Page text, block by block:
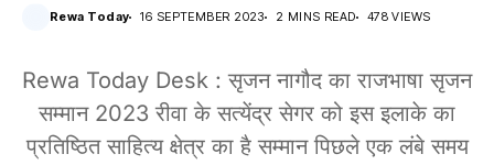
Rewa Today 16 SEPTEMBER 2023 2 MINS READ 478 VIEWS
Rewa Today Desk : सृजन नागौद का राजभाषा सृजन
सम्मान 2023 रीवा के सत्येंद्र सेगर को इस इलाके का
प्रतिष्ठित साहित्य क्षेत्र का है सम्मान पिछले एक लंबे समय